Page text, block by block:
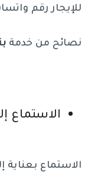
للإيجار رقم واتساب :
نصائح من خدمة
الاستماع
الاستماع بعناية